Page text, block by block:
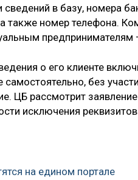
в базу, номера
также номер телефона.
о его клиенте
без
ЦБ рассмотрит
исключения
на едином портале